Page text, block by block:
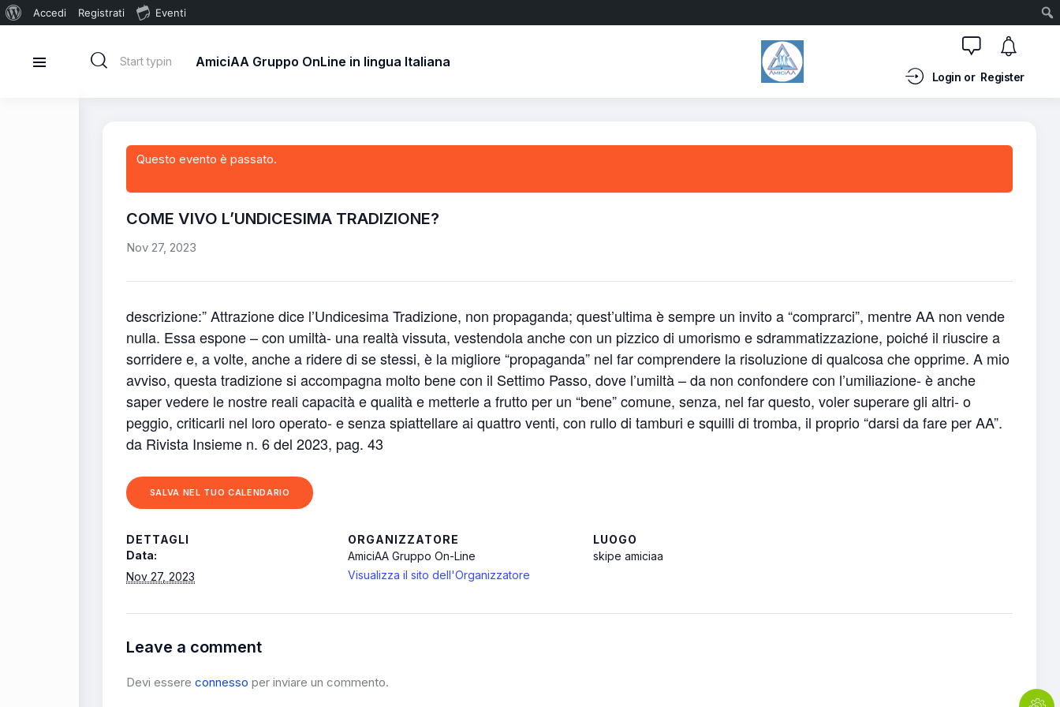
Accedi Registrati Eventi
AmiciAA Gruppo OnLine in lingua Italiana
Login or Register
Questo evento è passato.
COME VIVO L’UNDICESIMA TRADIZIONE?
Nov 27, 2023
descrizione:” Attrazione dice l’Undicesima Tradizione, non propaganda; quest’ultima è sempre un invito a “comprarci”, mentre AA non vende
nulla. Essa espone – con umiltà- una realtà vissuta, vestendola anche con un pizzico di umorismo e sdrammatizzazione, poiché il riuscire a
sorridere e, a volte, anche a ridere di se stessi, è la migliore “propaganda” nel far comprendere la risoluzione di qualcosa che opprime. A mio
avviso, questa tradizione si accompagna molto bene con il Settimo Passo, dove l’umiltà – da non confondere con l’umiliazione- è anche
saper vedere le nostre reali capacità e qualità e metterle a frutto per un “bene” comune, senza, nel far questo, voler superare gli altri- o
peggio, criticarli nel loro operato- e senza spiattellare ai quattro venti, con rullo di tamburi e squilli di tromba, il proprio “darsi da fare per AA”.
da Rivista Insieme n. 6 del 2023, pag. 43
SALVA NEL TUO CALENDARIO
DETTAGLI
Data:
Nov 27, 2023
ORGANIZZATORE
AmiciAA Gruppo On-Line
Visualizza il sito dell'Organizzatore
LUOGO
skipe amiciaa
Leave a comment
Devi essere connesso per inviare un commento.